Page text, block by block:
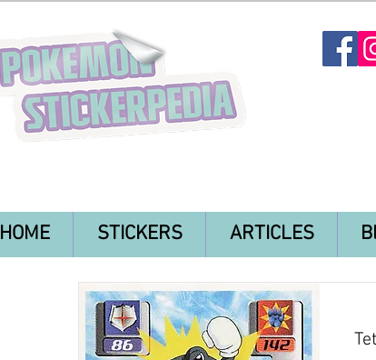
HOME STICKERS ARTICLES